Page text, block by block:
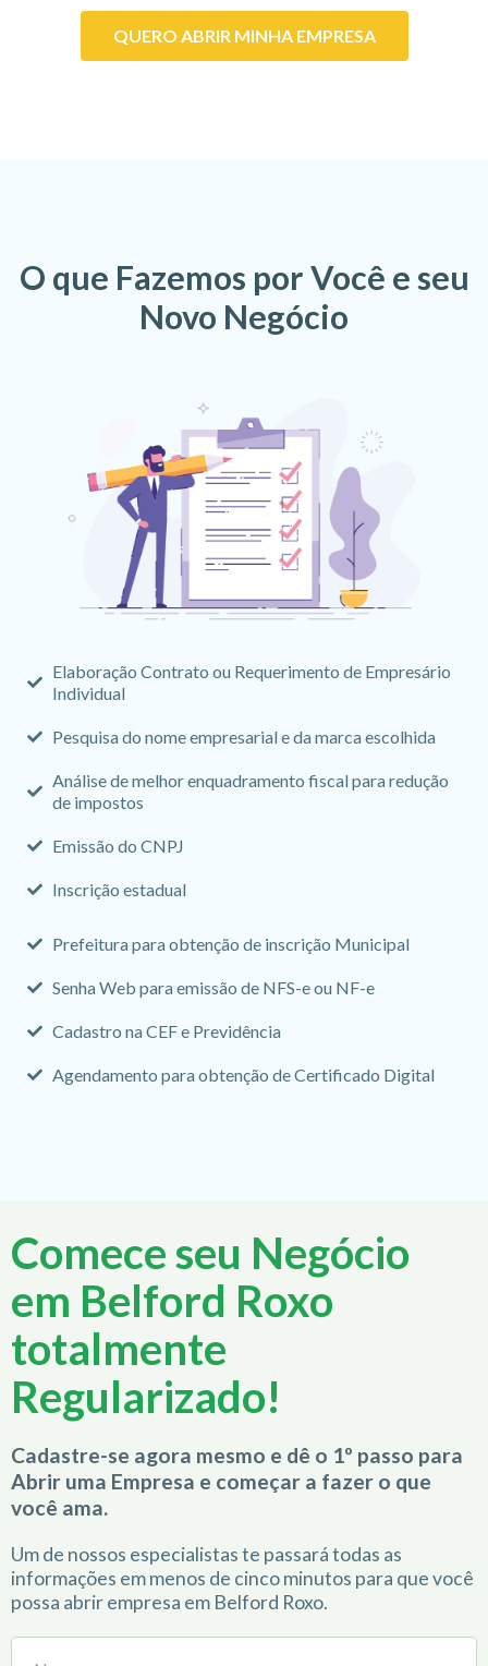
QUERO ABRIR MINHA EMPRESA
O que Fazemos por Você e seu
Novo Negócio
Elaboração Contrato ou Requerimento de Empresário
Individual
Pesquisa do nome empresarial e da marca escolhida
Análise de melhor enquadramento fiscal para redução
de impostos
Emissão do CNPJ
Inscrição estadual
Prefeitura para obtenção de inscrição Municipal
Senha Web para emissão de NFS-e ou NF-e
Cadastro na CEF e Previdência
Agendamento para obtenção de Certificado Digital
Comece seu Negócio
em Belford Roxo
totalmente
Regularizado!
Cadastre-se agora mesmo e dê o 1º passo para
Abrir uma Empresa e começar a fazer o que
você ama.
Um de nossos especialistas te passará todas as
informações em menos de cinco minutos para que você
possa abrir empresa em Belford Roxo.